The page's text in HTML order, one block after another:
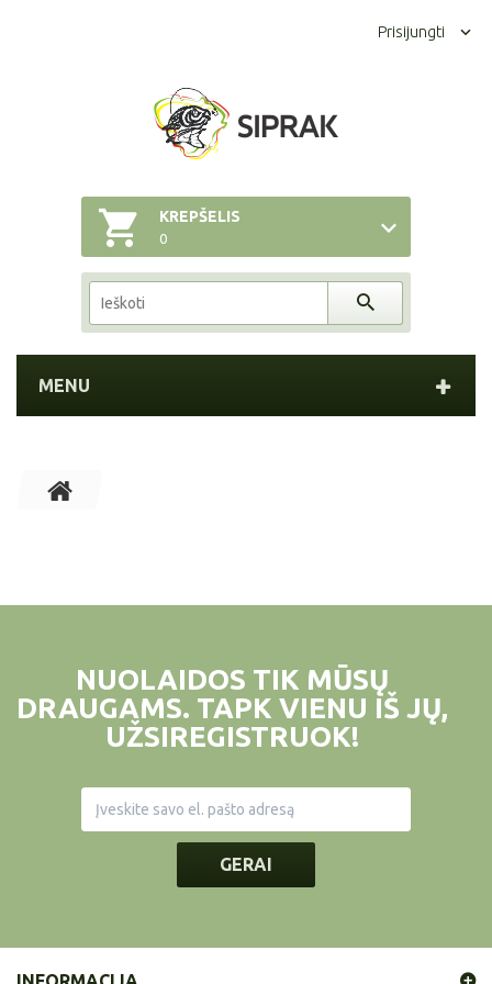
Prisijungti
KREPŠELIS
0
MENU
NUOLAIDOS TIK MŪSŲ
DRAUGAMS. TAPK VIENU IŠ JŲ,
UŽSIREGISTRUOK!
GERAI